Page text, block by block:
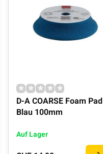
D-A COARSE Foam Pad
Blau 100mm
Auf Lager